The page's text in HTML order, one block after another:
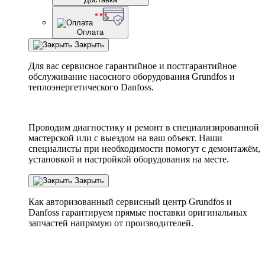
Оплата
Закрыть
Для вас сервисное гарантийное и постгарантийное
обслуживание насосного оборудования Grundfos и
теплоэнергетического Danfoss.
Проводим диагностику и ремонт в специализированной
мастерской или с выездом на ваш объект. Наши
специалисты при необходимости помогут с демонтажём,
установкой и настройкой оборудования на месте.
Закрыть
Как авторизованный сервисный центр Grundfos и
Danfoss гарантируем прямые поставки оригинальных
запчастей напрямую от производителей.